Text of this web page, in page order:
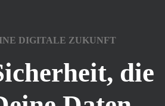
DIGITALE ZUKUNFT
die